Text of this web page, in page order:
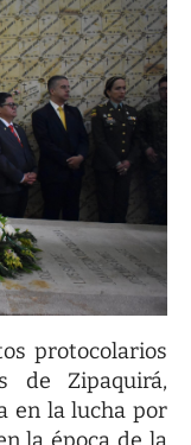
protocolarios
de Zipaquirá,
en la lucha por